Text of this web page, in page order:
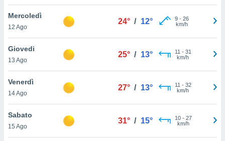
il
un
la
nella
Mercoledì
12 Ago
24° / 12° 9- 26
km/h
Giovedi
13 Ago
25° / 13° 11 - 31
km/h
Venerdì
14 Ago
27° / 13° 11 - 32
km/h
Sabato
15 Ago
31° / 15° 10- 27
km/h